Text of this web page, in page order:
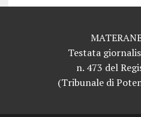
Testata
n. 473 del
(Tribunale di